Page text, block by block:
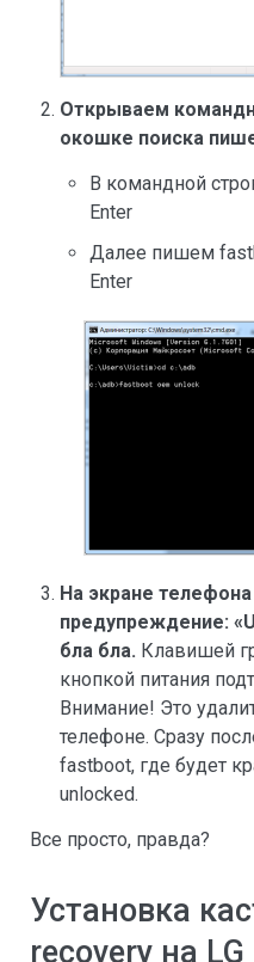
Открываем
окошке поиска
В командной
Enter
Далее пишем
Enter
На экране
предупреждение:
бла бла. Клавишей
кнопкой питания
Внимание! Это
телефоне. Сразу
fastboot, где будет
unlocked.
Все просто, правда?
Установка
recovery на